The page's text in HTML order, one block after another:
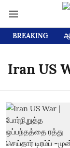
BREAKING
Iran US